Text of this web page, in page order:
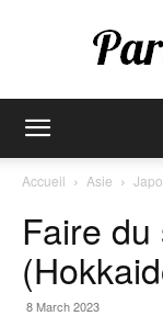
Accueil Asie
Faire
8 March 2023